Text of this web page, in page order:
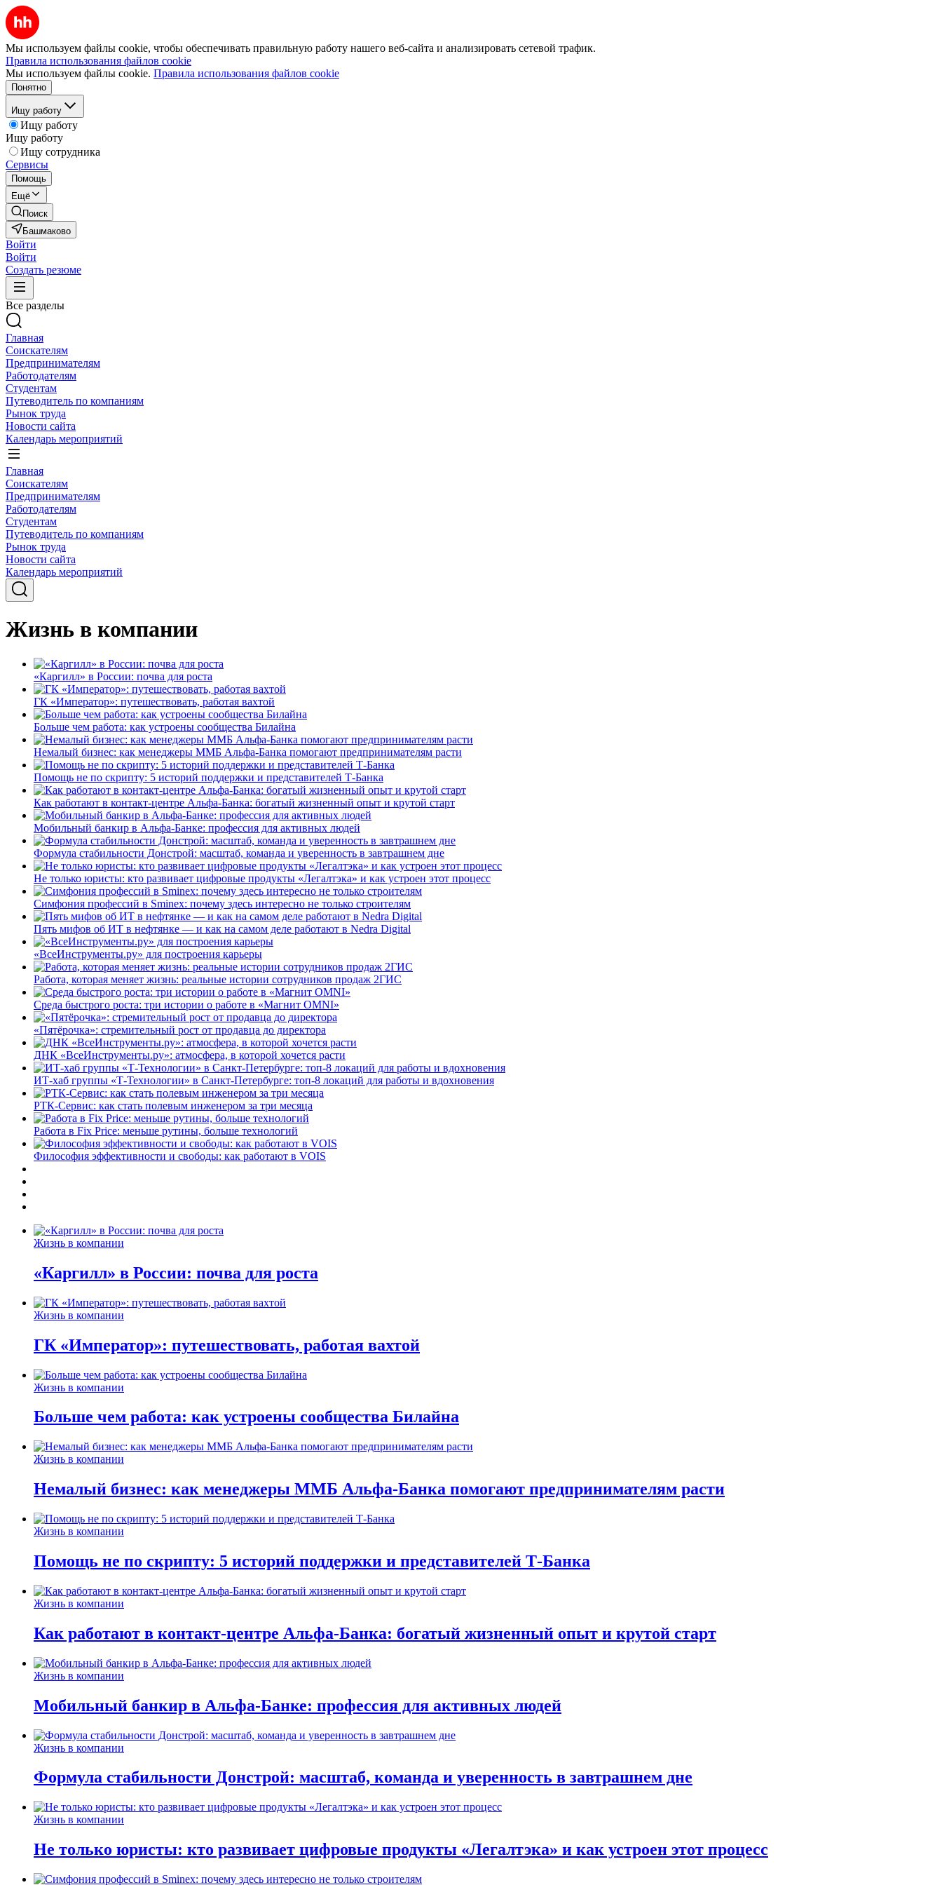
Мы используем файлы cookie, чтобы обеспечивать правильную работу нашего веб-сайта и анализировать сетевой трафик.
Правила использования файлов cookie
Мы используем файлы cookie. Правила использования файлов cookie
Понятно
Ищу работу
Ищу работу
Ищу работу
Ищу сотрудника
Сервисы
Помощь
Ещё
Поиск
Башмаково
Войти
Войти
Создать резюме
Все разделы
Главная
Соискателям
Предпринимателям
Работодателям
Студентам
Путеводитель по компаниям
Рынок труда
Новости сайта
Календарь мероприятий
Главная
Соискателям
Предпринимателям
Работодателям
Студентам
Путеводитель по компаниям
Рынок труда
Новости сайта
Календарь мероприятий
Жизнь в компании
«Каргилл» в России: почва для роста
ГК «Император»: путешествовать, работая вахтой
Больше чем работа: как устроены сообщества Билайна
Немалый бизнес: как менеджеры ММБ Альфа-Банка помогают предпринимателям расти
Помощь не по скрипту: 5 историй поддержки и представителей Т-Банка
Как работают в контакт-центре Альфа-Банка: богатый жизненный опыт и крутой старт
Мобильный банкир в Альфа-Банке: профессия для активных людей
Формула стабильности Донстрой: масштаб, команда и уверенность в завтрашнем дне
Не только юристы: кто развивает цифровые продукты «Легалтэка» и как устроен этот процесс
Симфония профессий в Sminex: почему здесь интересно не только строителям
Пять мифов об ИТ в нефтянке — и как на самом деле работают в Nedra Digital
«ВсеИнструменты.ру» для построения карьеры
Работа, которая меняет жизнь: реальные истории сотрудников продаж 2ГИС
Среда быстрого роста: три истории о работе в «Магнит OMNI»
«Пятёрочка»: стремительный рост от продавца до директора
ДНК «ВсеИнструменты.ру»: атмосфера, в которой хочется расти
ИТ-хаб группы «Т-Технологии» в Санкт-Петербурге: топ-8 локаций для работы и вдохновения
РТК-Сервис: как стать полевым инженером за три месяца
Работа в Fix Price: меньше рутины, больше технологий
Философия эффективности и свободы: как работают в VOIS
Жизнь в компании
«Каргилл» в России: почва для роста
Жизнь в компании
ГК «Император»: путешествовать, работая вахтой
Жизнь в компании
Больше чем работа: как устроены сообщества Билайна
Жизнь в компании
Немалый бизнес: как менеджеры ММБ Альфа-Банка помогают предпринимателям расти
Жизнь в компании
Помощь не по скрипту: 5 историй поддержки и представителей Т-Банка
Жизнь в компании
Как работают в контакт-центре Альфа-Банка: богатый жизненный опыт и крутой старт
Жизнь в компании
Мобильный банкир в Альфа-Банке: профессия для активных людей
Жизнь в компании
Формула стабильности Донстрой: масштаб, команда и уверенность в завтрашнем дне
Жизнь в компании
Не только юристы: кто развивает цифровые продукты «Легалтэка» и как устроен этот процесс